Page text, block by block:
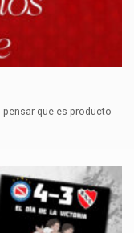
que es producto